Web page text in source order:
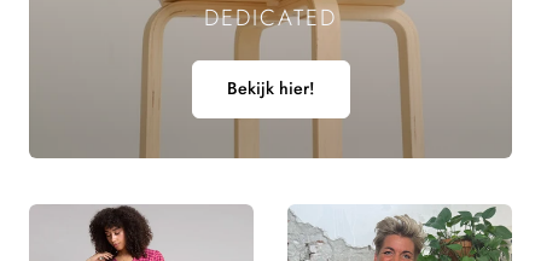
DEDICATED
Bekijk hier!